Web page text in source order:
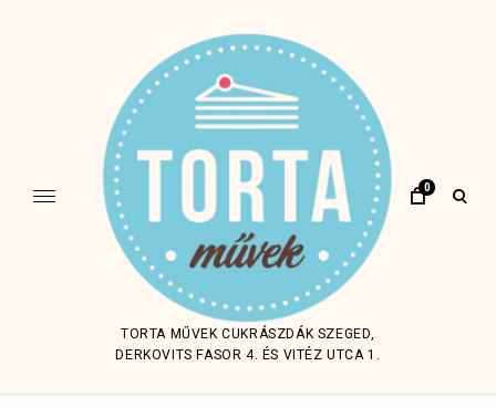
TORTA MŰVEK CUKRÁSZDÁK SZEGED,
DERKOVITS FASOR 4. ÉS VITÉZ UTCA 1.
0
open